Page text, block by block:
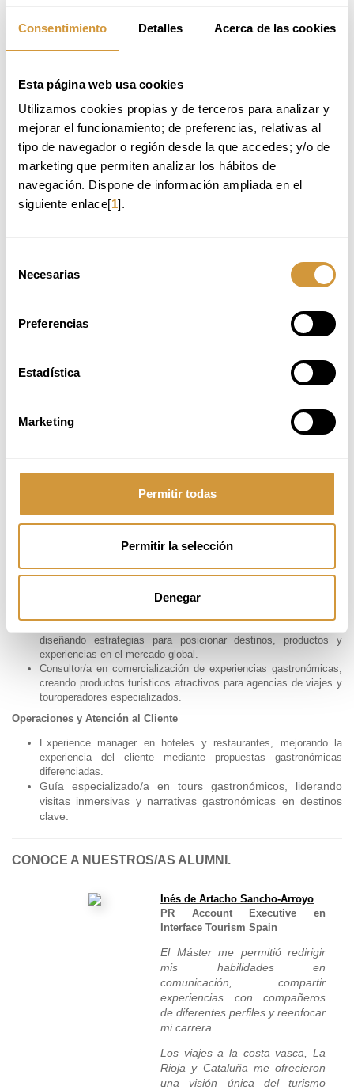
Consentimiento Detalles Acerca de las cookies
Esta página web usa cookies
Utilizamos cookies propias y de terceros para analizar y
mejorar el funcionamiento; de preferencias, relativas al
tipo de navegador o región desde la que accedes; y/o de
marketing que permiten analizar los hábitos de
navegación. Dispone de información ampliada en el
siguiente enlace[1].
Necesarias
Preferencias
Estadística
Marketing
Permitir todas
Permitir la selección
Denegar
branding, posicionamiento de destinos y estrategias de
gastronómicas.
Al finalizar el Máster, estarás capacitado/a para desempeñar
funciones clave en distintas áreas relacionadas con la
gestión y diseño de experiencias en turismo gastronómico
Algunas de las salidas profesionales incluyen:
Dirección y Gestión
Gestor/a de empresas de turismo gastronómico, diseñando
modelos de negocio innovadores y sostenibles en el sector.
Coordinador/a de proyectos turísticos, implementando planes
en la gastronomía como valor diferencial.
Consultor/a en turismo gastronómico, asesorando en el desarrollo
de experiencias culinarias, productos turísticos innovadores y
organismos gubernamentales y entidades internacionales en la
ferias y experiencias culinarias dirigidas a diferentes públicos.
desarrollando propuestas exclusivas para el sector del turismo de
Responsable de enoturismo en bodegas, creando y gestionando
actividades enoturísticas, catas y rutas vinculadas a la cultura
del vino.
diseñando estrategias para posicionar destinos, productos y
experiencias en el mercado global.
Consultor/a en comercialización de experiencias gastronómicas,
creando productos turísticos atractivos para agencias de viajes y
touroperadores especializados.
Operaciones y Atención al Cliente
Experience manager en hoteles y restaurantes, mejorando la
experiencia del cliente mediante propuestas gastronómicas
diferenciadas.
Guía especializado/a en tours gastronómicos, liderando
visitas inmersivas y narrativas gastronómicas en destinos
clave.
CONOCE A NUESTROS/AS ALUMNI.
Inés de Artacho Sancho-Arroyo
PR Account Executive en
Interface Tourism Spain
El Máster me permitió redirigir
mis habilidades en
comunicación, compartir
experiencias con compañeros
de diferentes perfiles y reenfocar
mi carrera.
Los viajes a la costa vasca, La
Rioja y Cataluña me ofrecieron
una visión única del turismo